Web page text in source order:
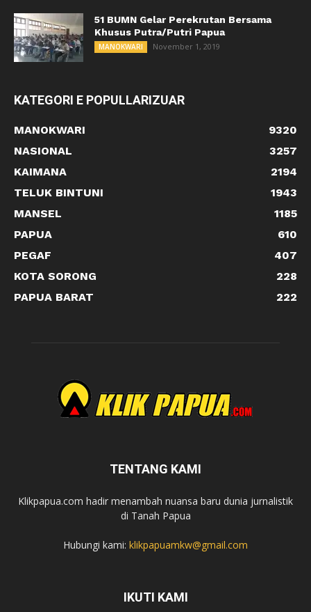
51 BUMN Gelar Perekrutan Bersama
Khusus Putra/Putri Papua
MANOKWARI November 1, 2019
KATEGORI E POPULLARIZUAR
MANOKWARI
9320
NASIONAL
3257
KAIMANA
2194
TELUK BINTUNI
1943
MANSEL
1185
PAPUA
610
PEGAF
407
KOTA SORONG
228
PAPUA BARAT
222
TENTANG KAMI
Klikpapua.com hadir menambah nuansa baru dunia jurnalistik
di Tanah Papua
Hubungi kami: klikpapuamkw@gmail.com
IKUTI KAMI